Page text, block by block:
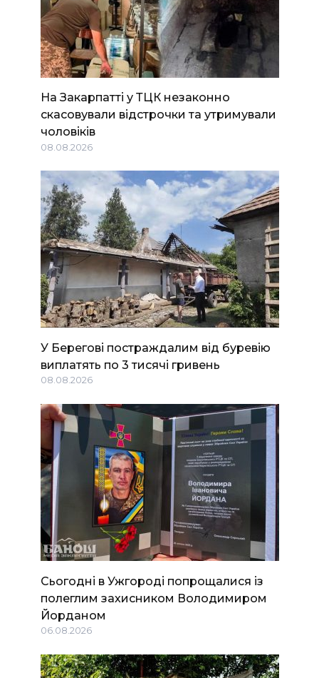
На Закарпатті у ТЦК незаконно
скасовували відстрочки та утримували
чоловіків
08.08.2026
У Берегові постраждалим від буревію
виплатять по 3 тисячі гривень
08.08.2026
Сьогодні в Ужгороді попрощалися із
полеглим захисником Володимиром
Йорданом
06.08.2026